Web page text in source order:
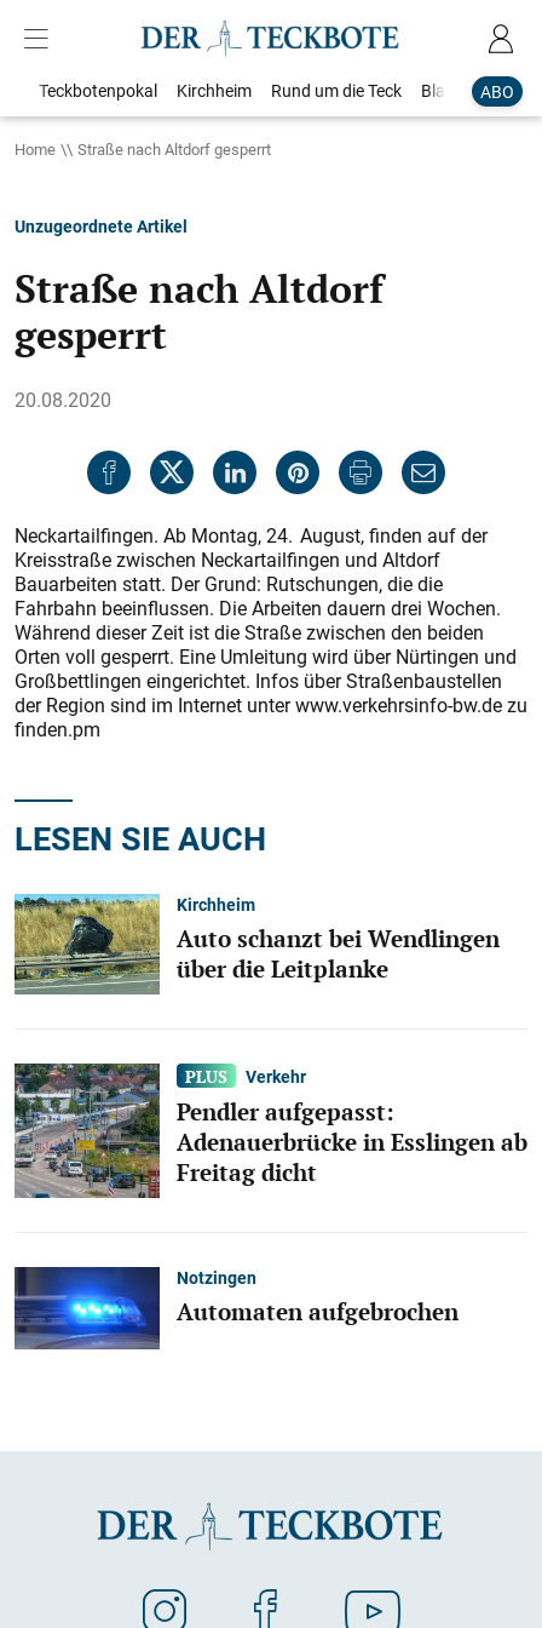
ABO
Teckbotenpokal Kirchheim Rund um die Teck Blaulicht
Home Straße nach Altdorf gesperrt
Unzugeordnete Artikel
Straße nach Altdorf
gesperrt
20.08.2020
Neckartailfingen. Ab Montag, 24. August, finden auf der
Kreisstraße zwischen Neckartailfingen und Altdorf
Bauarbeiten statt. Der Grund: Rutschungen, die die
Fahrbahn beeinflussen. Die Arbeiten dauern drei Wochen.
Während dieser Zeit ist die Straße zwischen den beiden
Orten voll gesperrt. Eine Umleitung wird über Nürtingen und
Großbettlingen eingerichtet. Infos über Straßenbaustellen
der Region sind im Internet unter www.verkehrsinfo-bw.de zu
finden.pm
LESEN SIE AUCH
Kirchheim
Auto schanzt bei Wendlingen
über die Leitplanke
Verkehr
Pendler aufgepasst:
Adenauerbrücke in Esslingen ab
Freitag dicht
Notzingen
Automaten aufgebrochen